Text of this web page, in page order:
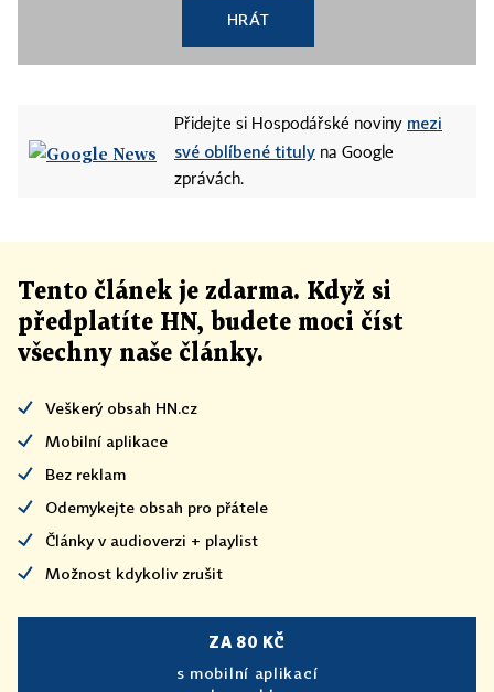
HRÁT
Přidejte si Hospodářské noviny mezi
své oblíbené tituly na Google
zprávách.
Tento článek je zdarma. Když si
předplatíte HN, budete moci číst
všechny naše články.
Veškerý obsah HN.cz
Mobilní aplikace
Bez reklam
Odemykejte obsah pro přátele
Články v audioverzi + playlist
Možnost kdykoliv zrušit
ZA 80 KČ
s mobilní aplikací